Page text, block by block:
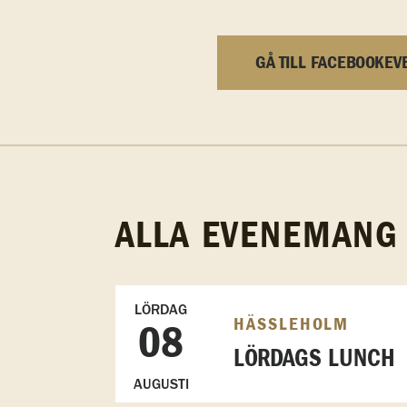
GÅ TILL
ALLA EVENEMANG
LÖRDAG
08
AUGUSTI
HÄSSLEHOLM
LÖRDAGS LUNCH